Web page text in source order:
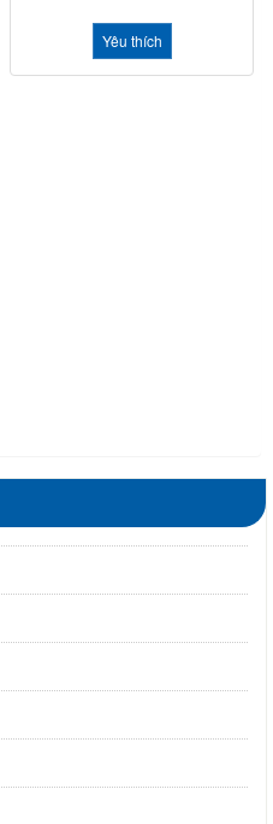
Yêu thích